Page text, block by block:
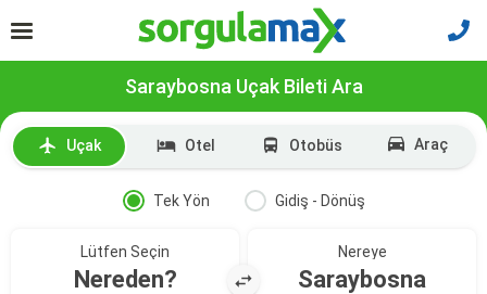
Saraybosna Uçak Bileti Ara
Uçak Otel Otobüs Araç
Tek Yön Gidiş - Dönüş
Lütfen Seçin
Nereden?
Nereye
Saraybosna